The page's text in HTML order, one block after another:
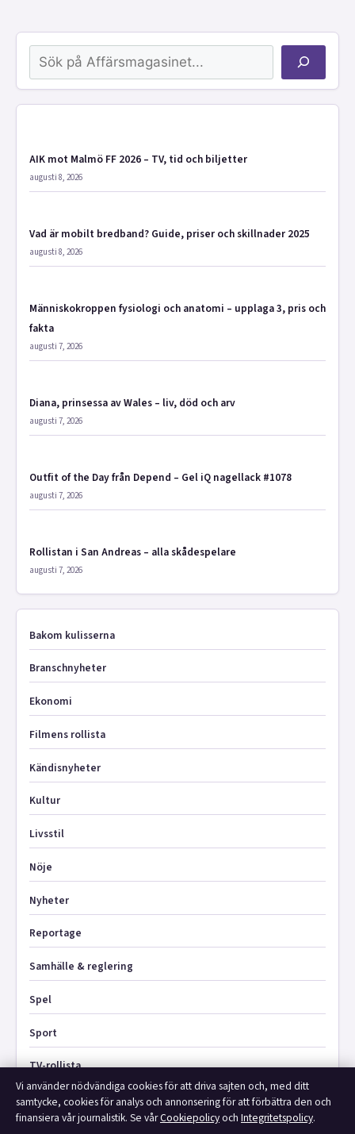
Sök
AIK mot Malmö FF 2026 – TV, tid och biljetter
augusti 8, 2026
Vad är mobilt bredband? Guide, priser och skillnader 2025
augusti 8, 2026
Människokroppen fysiologi och anatomi – upplaga 3, pris och
fakta
augusti 7, 2026
Diana, prinsessa av Wales – liv, död och arv
augusti 7, 2026
Outfit of the Day från Depend – Gel iQ nagellack #1078
augusti 7, 2026
Rollistan i San Andreas – alla skådespelare
augusti 7, 2026
Bakom kulisserna
Branschnyheter
Ekonomi
Filmens rollista
Kändisnyheter
Kultur
Livsstil
Nöje
Nyheter
Reportage
Samhälle & reglering
Spel
Sport
TV-rollista
Vi använder nödvändiga cookies för att driva sajten och, med ditt
samtycke, cookies för analys och annonsering för att förbättra den och
finansiera vår journalistik. Se vårCookiepolicyoch Integritetspolicy.